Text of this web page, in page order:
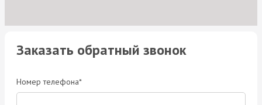
Заказать обратный звонок
Номер телефона*